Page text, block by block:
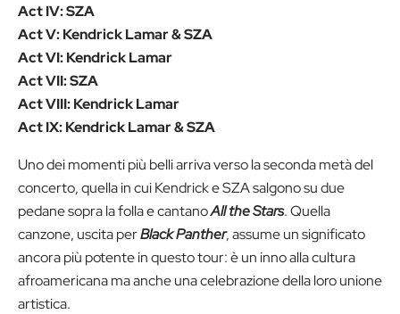
Act IV: SZA
Act V: Kendrick Lamar & SZA
Act VI: Kendrick Lamar
Act VII: SZA
Act VIII: Kendrick Lamar
Act IX: Kendrick Lamar & SZA
Uno dei momenti più belli arriva verso la seconda metà del
concerto, quella in cui Kendrick e SZA salgono su due
pedane sopra la folla e cantanoAll the Stars. Quella
canzone, uscita perBlack Panther, assume un significato
ancora più potente in questo tour: è un inno alla cultura
afroamericana ma anche una celebrazione della loro unione
artistica.